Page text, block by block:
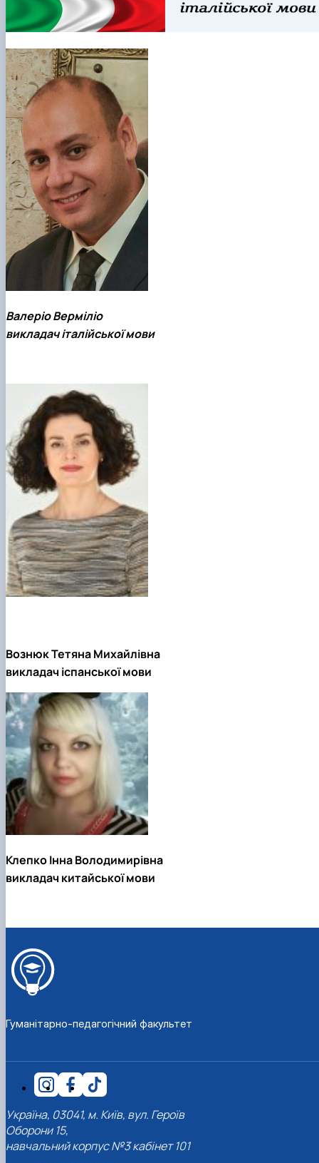
Валеріо Верміліо
викладач італійської мови
Вознюк Тетяна Михайлівна
викладач іспанської мови
Клепко Інна Володимирівна
викладач китайської мови
Гуманітарно-педагогічний факультет
Україна, 03041, м. Київ, вул. Героїв
Оборони 15,
навчальний корпус №3 кабінет 101